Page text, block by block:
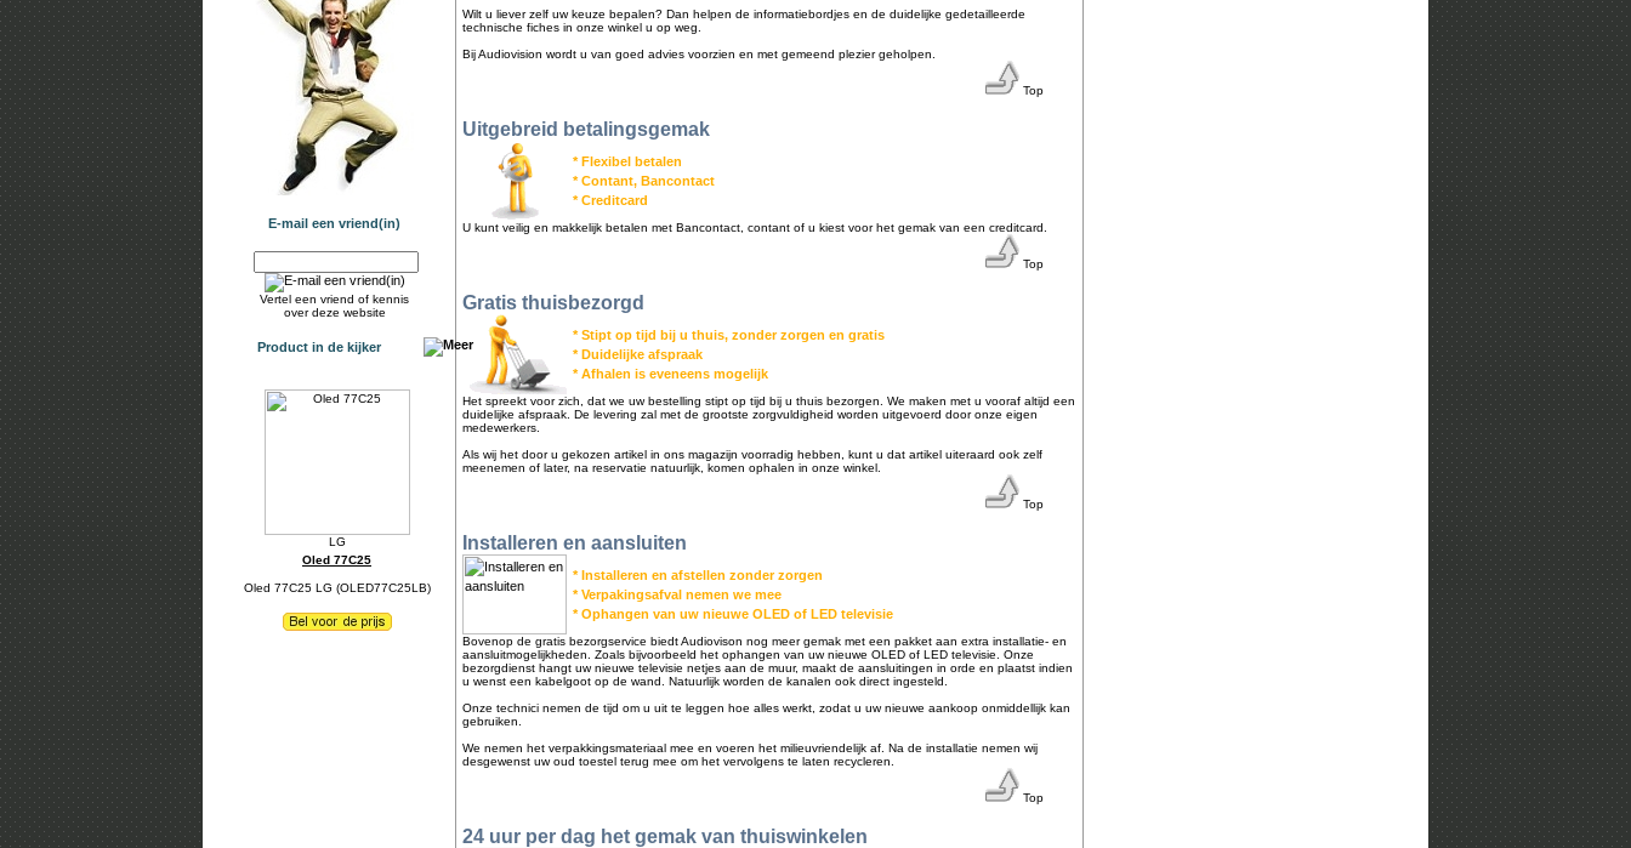
E-mail een vriend(in)
Vertel een vriend of kennis
over deze website
Product in de kijker
Oled 77C25
Oled 77C25 LG (OLED77C25LB)
Wilt u liever zelf uw keuze bepalen? Dan helpen de informatiebordjes en de duidelijke gedetailleerde
technische fiches in onze winkel u op weg.
Bij Audiovision wordt u van goed advies voorzien en met gemeend plezier geholpen.
Top
Uitgebreid betalingsgemak
* Flexibel betalen
* Contant, Bancontact
* Creditcard
U kunt veilig en makkelijk betalen met Bancontact, contant of u kiest voor het gemak van een creditcard.
Top
Gratis thuisbezorgd
* Stipt op tijd bij u thuis, zonder zorgen en gratis
* Duidelijke afspraak
* Afhalen is eveneens mogelijk
Het spreekt voor zich, dat we uw bestelling stipt op tijd bij u thuis bezorgen. We maken met u vooraf altijd een
duidelijke afspraak. De levering zal met de grootste zorgvuldigheid worden uitgevoerd door onze eigen
medewerkers.
Als wij het door u gekozen artikel in ons magazijn voorradig hebben, kunt u dat artikel uiteraard ook zelf
meenemen of later, na reservatie natuurlijk, komen ophalen in onze winkel.
Top
Installeren en aansluiten
* Installeren en afstellen zonder zorgen
* Verpakingsafval nemen we mee
* Ophangen van uw nieuwe OLED of LED televisie
Bovenop de gratis bezorgservice biedt Audiovison nog meer gemak met een pakket aan extra installatie- en
aansluitmogelijkheden. Zoals bijvoorbeeld het ophangen van uw nieuwe OLED of LED televisie. Onze
bezorgdienst hangt uw nieuwe televisie netjes aan de muur, maakt de aansluitingen in orde en plaatst indien
u wenst een kabelgoot op de wand. Natuurlijk worden de kanalen ook direct ingesteld.
Onze technici nemen de tijd om u uit te leggen hoe alles werkt, zodat u uw nieuwe aankoop onmiddellijk kan
gebruiken.
We nemen het verpakkingsmateriaal mee en voeren het milieuvriendelijk af. Na de installatie nemen wij
desgewenst uw oud toestel terug mee om het vervolgens te laten recycleren.
Top
24 uur per dag het gemak van thuiswinkelen